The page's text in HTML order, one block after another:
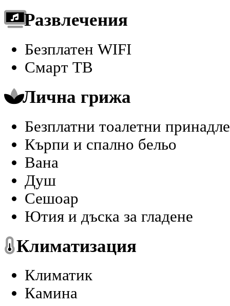
Развлечения
Безплатен WIFI
Смарт ТВ
Лична грижа
Безплатни тоалетни
Кърпи и спално бельо
Вана
Душ
Сешоар
Ютия и дъска за гладене
Климатизация
Климатик
Камина